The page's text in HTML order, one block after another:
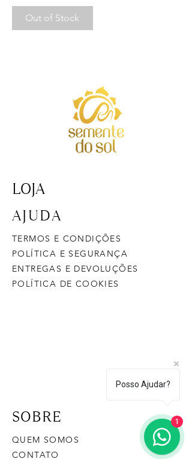
Out of Stock
LOJA
AJUDA
TERMOS E CONDIÇÕES
POLÍTICA E SEGURANÇA
ENTREGAS E DEVOLUÇÕES
POLÍTICA DE COOKIES
SOBRE
QUEM SOMOS
CONTATO
Posso Ajudar?
1